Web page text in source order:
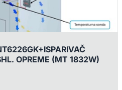
OPREME (MT 1832W)